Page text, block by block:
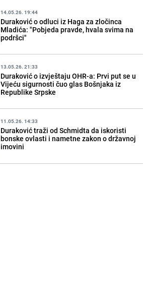
14.05.26. 19:44
Duraković o odluci iz Haga za zločinca
Mladića: "Pobjeda pravde, hvala svima na
podršci"
13.05.26. 21:33
Duraković o izvještaju OHR-a: Prvi put se u
Vijeću sigurnosti čuo glas Bošnjaka iz
Republike Srpske
11.05.26. 14:33
Duraković traži od Schmidta da iskoristi
bonske ovlasti i nametne zakon o državnoj
imovini